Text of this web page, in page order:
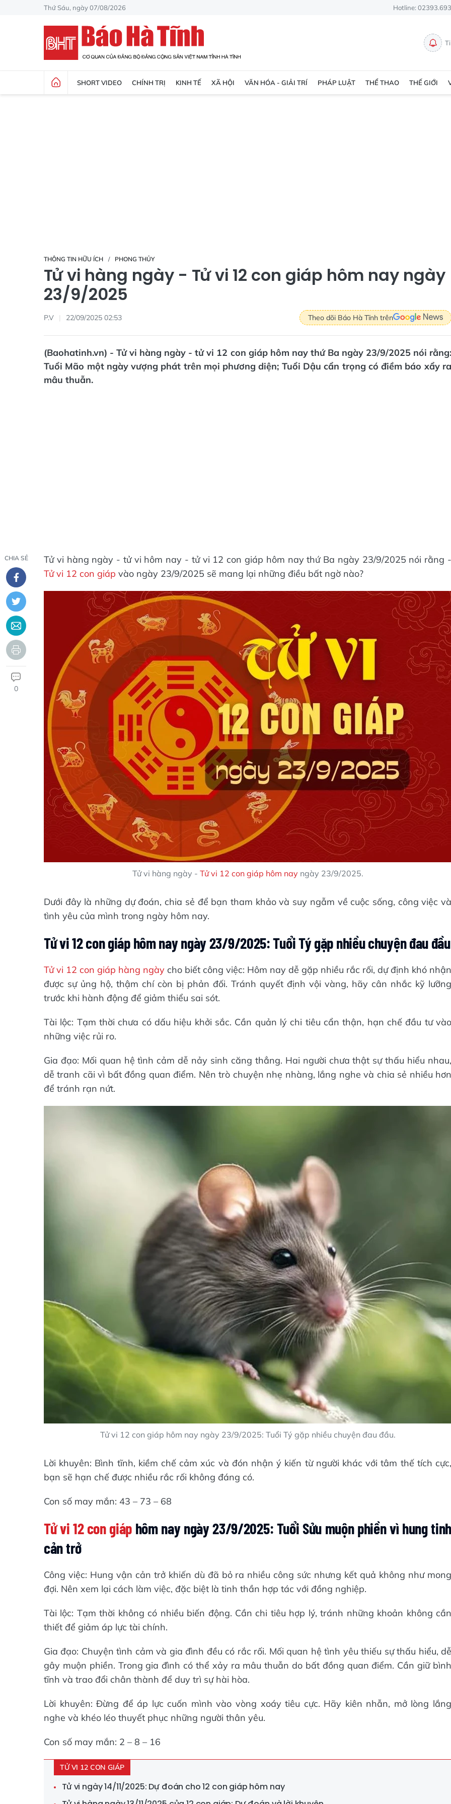
Thứ Sáu, ngày 07/08/2026 Hotline:
SHORT VIDEO CHÍNH TRỊ KINH TẾ XÃ HỘI VĂN HÓA - GIẢI TRÍ PHÁP LUẬT THỂ THAO THẾ GIỚI
THÔNG TIN HỮU ÍCH PHONG THỦY
Tử vi hàng ngày - Tử vi 12 con giáp hôm nay ngày
23/9/2025
P.V 22/09/2025 02:53 Theo dõi Báo Hà Tĩnh trên
(Baohatinh.vn) - Tử vi hàng ngày - tử vi 12 con giáp hôm nay thứ Ba ngày 23/9/2025 nói rằng:
Tuổi Mão một ngày vượng phát trên mọi phương diện; Tuổi Dậu cẩn trọng có điềm báo xẩy ra
mâu thuẫn.
CHIA SẺ
0
Tử vi hàng ngày - tử vi hôm nay - tử vi 12 con giáp hôm nay thứ Ba ngày 23/9/2025 nói rằng -
Tử vi 12 con giáp vào ngày 23/9/2025 sẽ mang lại những điều bất ngờ nào?
Tử vi hàng ngày - Tử vi 12 con giáp hôm nay ngày 23/9/2025.
Dưới đây là những dự đoán, chia sẻ để bạn tham khảo và suy ngẫm về cuộc sống, công việc và
tình yêu của mình trong ngày hôm nay.
Tử vi 12 con giáp hôm nay ngày 23/9/2025: Tuổi Tý gặp nhiều chuyện đau đầu
Tử vi 12 con giáp hàng ngày cho biết công việc: Hôm nay dễ gặp nhiều rắc rối, dự định khó nhận
được sự ủng hộ, thậm chí còn bị phản đối. Tránh quyết định vội vàng, hãy cân nhắc kỹ lưỡng
trước khi hành động để giảm thiểu sai sót.
Tài lộc: Tạm thời chưa có dấu hiệu khởi sắc. Cần quản lý chi tiêu cẩn thận, hạn chế đầu tư vào
những việc rủi ro.
Gia đạo: Mối quan hệ tình cảm dễ nảy sinh căng thẳng. Hai người chưa thật sự thấu hiểu nhau,
dễ tranh cãi vì bất đồng quan điểm. Nên trò chuyện nhẹ nhàng, lắng nghe và chia sẻ nhiều hơn
để tránh rạn nứt.
Tử vi 12 con giáp hôm nay ngày 23/9/2025: Tuổi Tý gặp nhiều chuyện đau đầu.
Lời khuyên: Bình tĩnh, kiềm chế cảm xúc và đón nhận ý kiến từ người khác với tâm thế tích cực,
bạn sẽ hạn chế được nhiều rắc rối không đáng có.
Con số may mắn: 43 – 73 – 68
Tử vi 12 con giáp hôm nay ngày 23/9/2025: Tuổi Sửu muộn phiền vì hung tinh
cản trở
Công việc: Hung vận cản trở khiến dù đã bỏ ra nhiều công sức nhưng kết quả không như mong
đợi. Nên xem lại cách làm việc, đặc biệt là tinh thần hợp tác với đồng nghiệp.
Tài lộc: Tạm thời không có nhiều biến động. Cần chi tiêu hợp lý, tránh những khoản không cần
thiết để giảm áp lực tài chính.
Gia đạo: Chuyện tình cảm và gia đình đều có rắc rối. Mối quan hệ tình yêu thiếu sự thấu hiểu, dễ
gây muộn phiền. Trong gia đình có thể xảy ra mâu thuẫn do bất đồng quan điểm. Cần giữ bình
tĩnh và trao đổi chân thành để duy trì sự hài hòa.
Lời khuyên: Đừng để áp lực cuốn mình vào vòng xoáy tiêu cực. Hãy kiên nhẫn, mở lòng lắng
nghe và khéo léo thuyết phục những người thân yêu.
Con số may mắn: 2 – 8 – 16
TỬ VI 12 CON GIÁP
Tử vi ngày 14/11/2025: Dự đoán cho 12 con giáp hôm nay